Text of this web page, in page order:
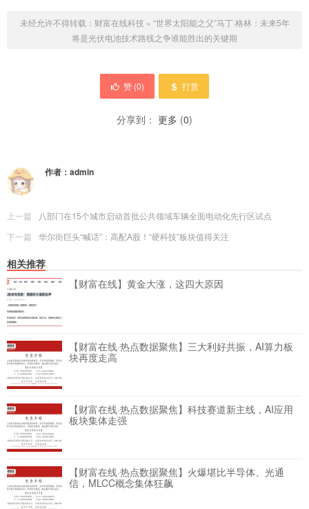
未经允许不得转载： 财富在线科技 » “世界太阳能之父”马丁·格林：未来5年
将是光伏电池技术路线之争谁能胜出的关键期
赞 (0) 打赏
分享到： 更多 (0)
作者： admin
上一篇
八部门在15个城市启动首批公共领域车辆全面电动化先行区试点
下一篇
华尔街巨头“喊话”：高配A股！“硬科技”板块值得关注
相关推荐
【财富在线】黄金大涨，这四大原因
【财富在线·热点数据聚焦】三大利好共振，AI算力板
块再度走高
【财富在线·热点数据聚焦】科技赛道新主线，AI应用
板块集体走强
【财富在线·热点数据聚焦】火爆堪比半导体、光通
信，MLCC概念集体狂飙